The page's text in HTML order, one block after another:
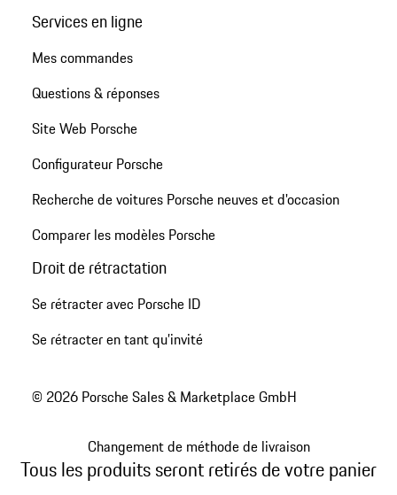
Services en ligne
Mes commandes
Questions & réponses
Site Web Porsche
Configurateur Porsche
Recherche de voitures Porsche neuves et d'occasion
Comparer les modèles Porsche
Droit de rétractation
Se rétracter avec Porsche ID
Se rétracter en tant qu’invité
© 2026 Porsche Sales & Marketplace GmbH
Changement de méthode de livraison
Tous les produits seront retirés de votre panier